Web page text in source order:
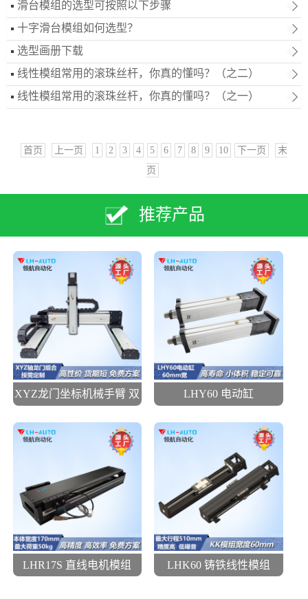
滑台模组的选型可按照以下步骤
十字滑台模组如何选型？
选型画册下载
线性模组常用的滚珠丝杆，你真的懂吗？（之二）
线性模组常用的滚珠丝杆，你真的懂吗？（之一）
首页 上一页 1 2 3 4 5 6 7 8 9 10 下一页
末
页
推荐产品
XYZ龙门坐标机械手臂 双
LHY60 电动缸
LHR17S 直线电机模组 LHK60 铸铁线性模组